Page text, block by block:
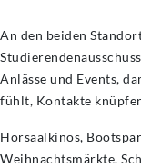
An den beiden
Anlässe und Events,
fühlt, Kontakte
Hörsaalkinos,
Weihnachtsmärkte.